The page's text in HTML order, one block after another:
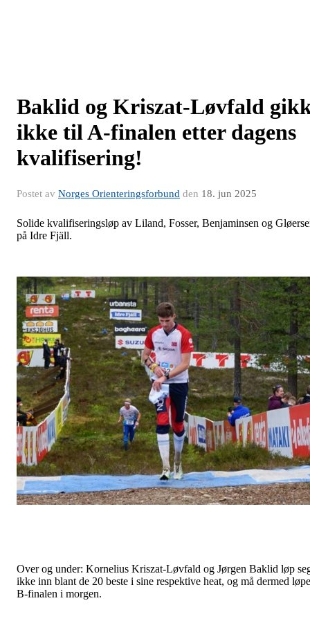
Baklid og Kriszat-Løvfald
ikke til A-finalen etter dagens
kvalifisering!
Postet av Norges Orienteringsforbund den 18. jun 2025
Solide kvalifiseringsløp av Liland, Fosser, Benjaminsen og
på Idre Fjäll.
Over og under: Kornelius Kriszat-Løvfald og Jørgen Baklid løp
ikke inn blant de 20 beste i sine respektive heat, og må dermed løpe
B-finalen i morgen.